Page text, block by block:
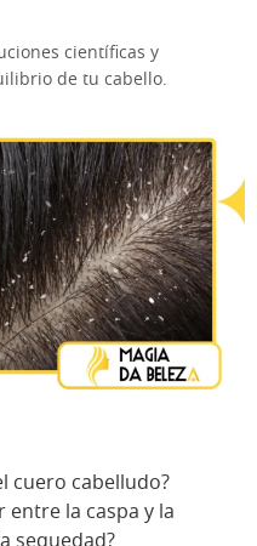
científicas y
de tu cabello.
cuero cabelludo?
entre la caspa y la
sequedad?